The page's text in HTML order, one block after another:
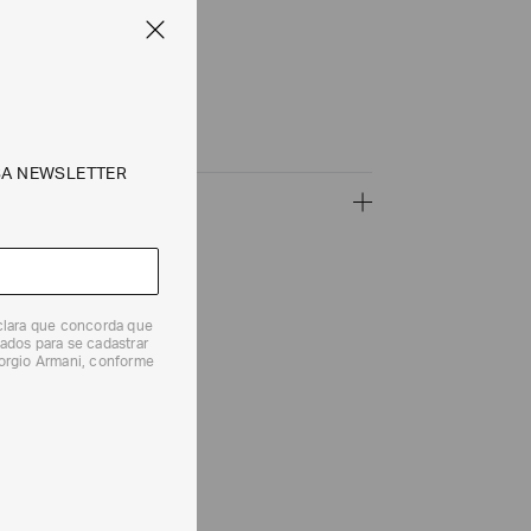
tipos de entrega são válidos apenas para este produto
produtos, o prazo é de até 7 (sete) dias corridos,
NEWSLETTER
que concorda que
para se cadastrar
Armani, conforme